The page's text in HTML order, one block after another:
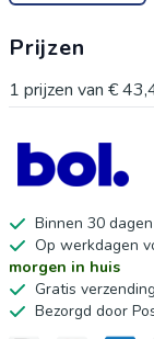
op banken,
eenvoudig een
geen zorgen
je ruimte met
perfect voor elk
Prijzen
1 prijzen van €
Binnen 30
Op werkdagen
morgen in huis
Gratis
Bezorgd door